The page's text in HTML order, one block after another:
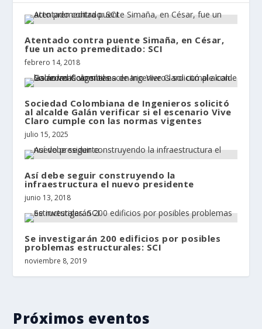
Atentado contra puente Simaña, en César,
fue un acto premeditado: SCI
febrero 14, 2018
Sociedad Colombiana de Ingenieros solicitó
al alcalde Galán verificar si el escenario Vive
Claro cumple con las normas vigentes
julio 15, 2025
Así debe seguir construyendo la
infraestructura el nuevo presidente
junio 13, 2018
Se investigarán 200 edificios por posibles
problemas estructurales: SCI
noviembre 8, 2019
Próximos eventos